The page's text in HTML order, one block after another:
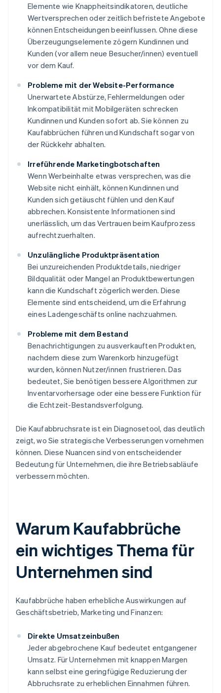
Elemente wie Knappheitsindikatoren, deutliche
Wertversprechen oder zeitlich befristete Angebote
können Entscheidungen beeinflussen. Ohne diese
Überzeugungselemente zögern Kundinnen und
Kunden (vor allem neue Besucher/innen) eventuell
vor dem Kauf.
Probleme mit der Website-Performance
Unerwartete Abstürze, Fehlermeldungen oder
Inkompatibilität mit Mobilgeräten schrecken
Kundinnen und Kunden sofort ab. Sie können zu
Kaufabbrüchen führen und Kundschaft sogar von
der Rückkehr abhalten.
Irreführende Marketingbotschaften
Wenn Werbeinhalte etwas versprechen, was die
Website nicht einhält, können Kundinnen und
Kunden sich getäuscht fühlen und den Kauf
abbrechen. Konsistente Informationen sind
unerlässlich, um das Vertrauen beim Kaufprozess
aufrechtzuerhalten.
Unzulängliche Produktpräsentation
Bei unzureichenden Produktdetails, niedriger
Bildqualität oder Mangel an Produktbewertungen
kann die Kundschaft zögerlich werden. Diese
Elemente sind entscheidend, um die Erfahrung
eines Ladengeschäfts online nachzuahmen.
Probleme mit dem Bestand
Benachrichtigungen zu ausverkauften Produkten,
nachdem diese zum Warenkorb hinzugefügt
wurden, können Nutzer/innen frustrieren. Das
bedeutet, Sie benötigen bessere Algorithmen zur
Inventarvorhersage oder eine bessere Funktion für
die Echtzeit-Bestandsverfolgung.
Die Kaufabbruchsrate ist ein Diagnosetool, das deutlich
zeigt, wo Sie strategische Verbesserungen vornehmen
können. Diese Nuancen sind von entscheidender
Bedeutung für Unternehmen, die ihre Betriebsabläufe
verbessern möchten.
Warum Kaufabbrüche
ein wichtiges Thema für
Unternehmen sind
Kaufabbrüche haben erhebliche Auswirkungen auf
Geschäftsbetrieb, Marketing und Finanzen:
Direkte Umsatzeinbußen
Jeder abgebrochene Kauf bedeutet entgangener
Umsatz. Für Unternehmen mit knappen Margen
kann selbst eine geringfügige Reduzierung der
Abbruchsrate zu erheblichen Einnahmen führen.